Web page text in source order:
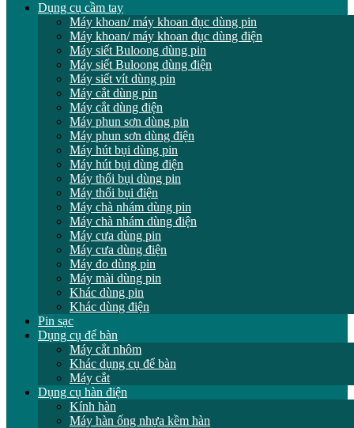
Dụng cụ cầm tay
Máy khoan/ máy khoan đục dùng pin
Máy khoan/ máy khoan đục dùng điện
Máy siết Buloong dùng pin
Máy siết Buloong dùng điện
Máy siết vít dùng pin
Máy cắt dùng pin
Máy cắt dùng điện
Máy phun sơn dùng pin
Máy phun sơn dùng điện
Máy hút bụi dùng pin
Máy hút bụi dùng điện
Máy thổi bụi dùng pin
Máy thổi bụi điện
Máy chà nhám dùng pin
Máy chà nhám dùng điện
Máy cưa dùng pin
Máy cưa dùng điện
Máy đo dùng pin
Máy mài dùng pin
Khác dùng pin
Khác dùng điện
Pin sạc
Dụng cụ để bàn
Máy cắt nhôm
Khác dụng cụ để bàn
Máy cắt
Dụng cụ hàn điện
Kính hàn
Máy hàn ống nhựa kềm hàn